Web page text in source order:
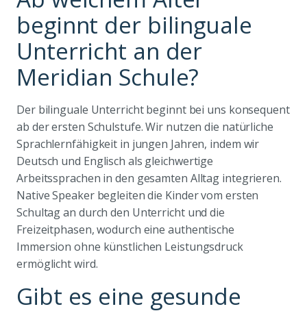
beginnt der bilinguale
Unterricht an der
Meridian Schule?
Der bilinguale Unterricht beginnt bei uns konsequent
ab der ersten Schulstufe. Wir nutzen die natürliche
Sprachlernfähigkeit in jungen Jahren, indem wir
Deutsch und Englisch als gleichwertige
Arbeitssprachen in den gesamten Alltag integrieren.
Native Speaker begleiten die Kinder vom ersten
Schultag an durch den Unterricht und die
Freizeitphasen, wodurch eine authentische
Immersion ohne künstlichen Leistungsdruck
ermöglicht wird.
Gibt es eine gesunde